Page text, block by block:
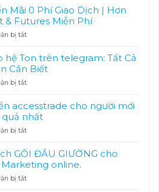
Mãi 0 Phí Giao Dịch | Hơn
& Futures Miễn Phí
bị tắtở
Khuyến
Mãi
0
Phí
|
Hơn
100
Spot
Futures
Miễn
hệ Ton trên telegram: Tất Cả
Cần Biết
bị tắtở
Airdrop
hệ
Ton
trên
Tất
Cả
Những
Gì
accesstrade cho người mới
nhất
bị tắtở
kiếm
tiền
accesstrade
cho
GỐI ĐẦU GIƯỜNG cho
online.
bị tắtở